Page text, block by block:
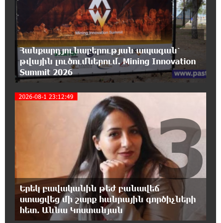
17:00:30 6-08-2026
Մեր կրոնական զգացմունքների հետ խաղը
ունենալու է հետևանքներ․ Նարեկ
Կարապետյան
16:50:59 6-08-2026
Ռուսաստանի հետ խնդիրները պետք է
լուծել դիվանագիտական ճանապարհով․
16:44:56 6-08-2026
Վաղը մենք ԱԺ չենք գալու. Նարեկ
Կարապետյան
16:15:33 6-08-2026
ՈւՂԻՂ. Նարեկ Կարապետյանը հանդես է
գալիս հայտարարությամբ
Հանքարդյունաբերության ապագան՝
թվային լուծումներում. Mining Innovation
Summit 2026
2026-08-1 23:12:49
Երեկ բավականին թեժ բանավեճ
ստացվեց մի շարք հանրային գործիչների
հետ. Աննա Կոստանյան
3